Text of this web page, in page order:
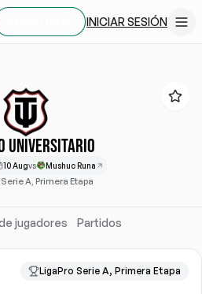
INICIAR SESIÓN
UNIVERSITARIO
10 Augvs Mushuc Runa
A, Primera Etapa
jugadores Partidos
LigaPro Serie A, Primera Etapa